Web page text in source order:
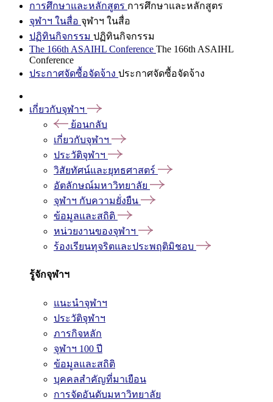
การศึกษาและหลักสูตร การศึกษาและหลักสูตร
จุฬาฯ ในสื่อ จุฬาฯ ในสื่อ
ปฏิทินกิจกรรม ปฏิทินกิจกรรม
The 166th ASAIHL Conference The 166th ASAIHL
Conference
ประกาศจัดซื้อจัดจ้าง ประกาศจัดซื้อจัดจ้าง
เกี่ยวกับจุฬาฯ
ย้อนกลับ
เกี่ยวกับจุฬาฯ
ประวัติจุฬาฯ
วิสัยทัศน์และยุทธศาสตร์
อัตลักษณ์มหาวิทยาลัย
จุฬาฯ กับความยั่งยืน
ข้อมูลและสถิติ
หน่วยงานของจุฬาฯ
ร้องเรียนทุจริตและประพฤติมิชอบ
รู้จักจุฬาฯ
แนะนำจุฬาฯ
ประวัติจุฬาฯ
ภารกิจหลัก
จุฬาฯ 100 ปี
ข้อมูลและสถิติ
บุคคลสำคัญที่มาเยือน
การจัดอันดับมหาวิทยาลัย